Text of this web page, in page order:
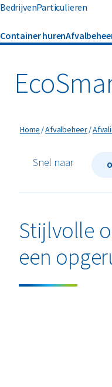
BedrijvenParticulieren
Container huren
Banden
Bouw- en
Folie
Hout
Home Afvalbeheer
Snel naar
Stijlvolle
een